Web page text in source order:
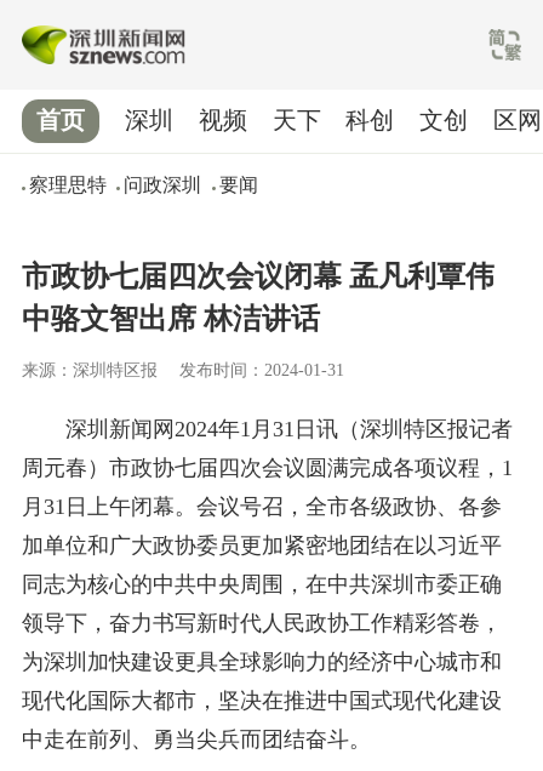
首页
察理思特 问政深圳 要闻
深圳 视频 天下 科创 文创 区网
市政协七届四次会议闭幕 孟凡利覃伟
中骆文智出席 林洁讲话
来源：深圳特区报 发布时间：2024-01-31
深圳新闻网2024年1月31日讯（深圳特区报记者
周元春） 市政协七届四次会议圆满完成各项议程，1
月31日上午闭幕。会议号召，全市各级政协、各参
加单位和广大政协委员更加紧密地团结在以习近平
同志为核心的中共中央周围，在中共深圳市委正确
领导下，奋力书写新时代人民政协工作精彩答卷，
为深圳加快建设更具全球影响力的经济中心城市和
现代化国际大都市，坚决在推进中国式现代化建设
中走在前列、勇当尖兵而团结奋斗。